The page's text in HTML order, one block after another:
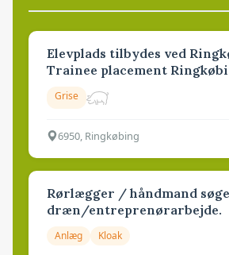
Elevplads tilbydes ved
Trainee placement
Grise
6950, Ringkøbing
Rørlægger / håndmand
dræn/entreprenørarbejde.
Anlæg Kloak